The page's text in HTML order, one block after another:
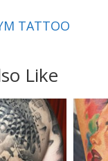
TATTOO
Like